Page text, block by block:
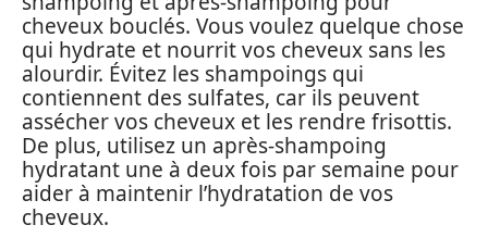
cheveux bouclés. Vous voulez quelque chose
qui hydrate et nourrit vos cheveux sans les
alourdir. Évitez les shampoings qui
contiennent des sulfates, car ils peuvent
assécher vos cheveux et les rendre frisottis.
De plus, utilisez un après-shampoing
hydratant une à deux fois par semaine pour
aider à maintenir l’hydratation de vos
cheveux.